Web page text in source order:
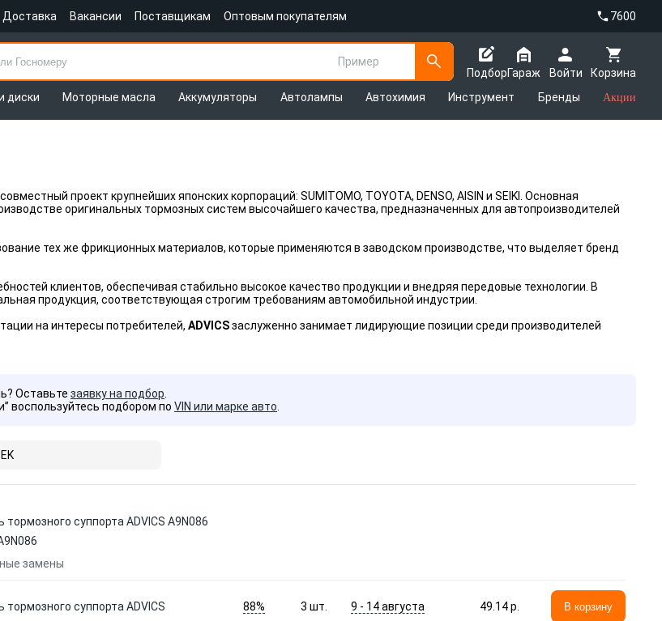
Доставка Вакансии Поставщикам Оптовым покупателям 7600
Пример
Подбор
Корзина
Гараж
Войти
диски Моторные масла Аккумуляторы Автолампы Автохимия Инструмент Бренды Акции
проект крупнейших японских корпораций: SUMITOMO, TOYOTA, DENSO, AISIN и SEIKI. Основная
оригинальных тормозных систем высочайшего качества, предназначенных для автопроизводителей
тех же фрикционных материалов, которые применяются в заводском производстве, что выделяет бренд
клиентов, обеспечивая стабильно высокое качество продукции и внедряя передовые технологии. В
продукция, соответствующая строгим требованиям автомобильной индустрии.
на интересы потребителей,ADVICSзаслуженно занимает лидирующие позиции среди производителей
Оставьте заявку на подбор
воспользуйтесь подбором по VIN или марке авто
тормозного суппорта ADVICS A9N086
замены
тормозного суппорта ADVICS 88% 3шт. 9 - 14 августа 49.14 p. В корзину